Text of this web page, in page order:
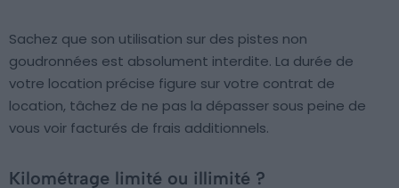
Sachez que son utilisation sur des pistes non
goudronnées est absolument interdite. La durée de
votre location précise figure sur votre contrat de
location, tâchez de ne pas la dépasser sous peine de
vous voir facturés de frais additionnels.
Kilométrage limité ou illimité ?